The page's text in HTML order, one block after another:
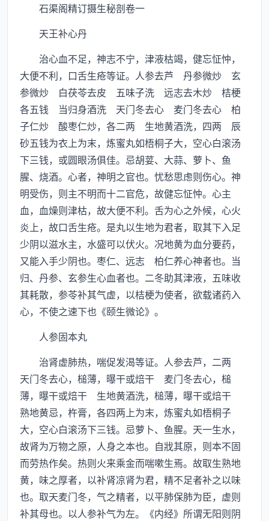
石渠阁精订摄生秘剖卷一
天王补心丹
治心血不足，神志不宁，津液枯竭，健忘怔忡，
大便不利，口舌生疮等证。人参去芦 丹参微炒 玄
参微炒 白茯苓去皮 五味子洗 远志去木炒 桔梗
各五钱 当归身酒洗 天门冬去心 麦门冬去心 柏
子仁炒 酸枣仁炒，各二两 生地黄酒洗，四两 辰
砂五钱为衣上为末，炼蜜丸如梧桐子大，空心白滚汤
下三钱，或圆眼汤俱佳。忌胡荽、大蒜、萝卜、鱼
腥、烧酒。心者，神明之官也。忧愁思虑则伤心。神
明受伤，则主不明而十二官危，故健忘怔忡。心主
血，血燥则津枯，故大便不利。舌为心之外候，心火
炎上，故口舌生疮。是丸以生地为君者，取其下入足
少阴以滋水主，水盛可以伏火。况地黄为血分要药，
又能入手少阴也。枣仁、远志 柏仁养心神者也。当
归、丹参、玄参生心血者也。二冬助其津液，五味收
其耗散，参苓补其气虚，以桔梗为使者，欲载诸药入
心，不使之速下也《颐生微论》。
人参固本丸
治肾虚肺热，喘促发渴等证。人参去芦，二两
天门冬去心，槌薄，曝干或焙干 麦门冬去心，槌
薄，曝干或焙干 生地黄酒洗，槌薄，曝干或焙干
熟地黄忌，杵膏，各四两上为末，炼蜜丸如梧桐子
大，空心白滚汤下三钱。忌萝卜、鱼腥。天一生水，
故肾为万物之原，人身之本也。自戕其原，则本不固
而劳热作矣。热则火来乘金而喘嗽生焉。故取生熟地
黄，味之厚者，以补肾凉肾为君，精不足者补之以味
也。取天麦门冬，气之精者，以平肺保肺为臣，虚则
补其母也。以人参补气为左。《内经》所谓无阳则阴